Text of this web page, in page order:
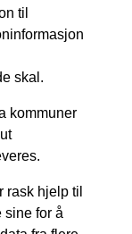
til
skal.
kommuner
rask hjelp til
sine for å